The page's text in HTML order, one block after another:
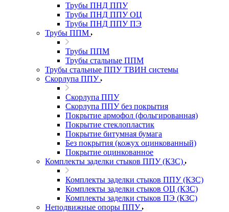
Трубы ПНД ППУ
Трубы ПНД ППУ ОЦ
Трубы ПНД ППУ ПЭ
Трубы ППМ
Трубы ППМ
Трубы стальные ППМ
Трубы стальные ППУ ТВИН системы
Скорлупа ППУ
Скорлупа ППУ
Скорлупа ППУ без покрытия
Покрытие армофол (фольгированная)
Покрытие стеклопластик
Покрытие битумная бумага
Без покрытия (кожух оцинкованный)
Покрытие оцинкованное
Комплекты заделки стыков ППУ (КЗС)
Комплекты заделки стыков ППУ (КЗС)
Комплекты заделки стыков ОЦ (КЗС)
Комплекты заделки стыков ПЭ (КЗС)
Неподвижные опоры ППУ